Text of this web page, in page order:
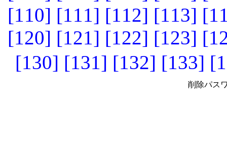
[110] [111] [112] [113]
[120] [121] [122] [123]
[130] [131] [132] [133]
削除パス